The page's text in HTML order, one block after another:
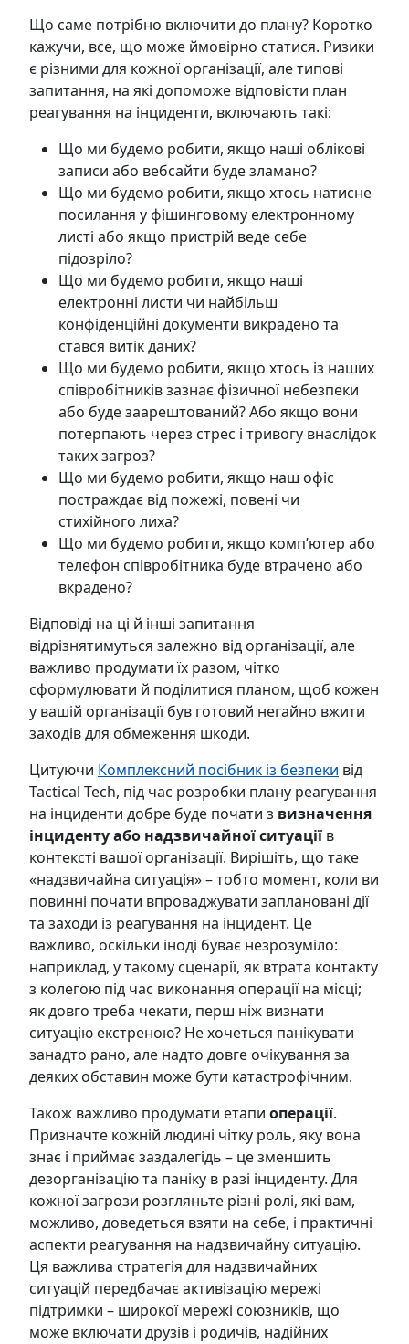
Що саме потрібно включити до плану? Коротко
кажучи, все, що може ймовірно статися. Ризики
є різними для кожної організації, але типові
запитання, на які допоможе відповісти план
реагування на інциденти, включають такі:
Що ми будемо робити, якщо наші облікові
записи або вебсайти буде зламано?
Що ми будемо робити, якщо хтось натисне
посилання у фішинговому електронному
листі або якщо пристрій веде себе
підозріло?
Що ми будемо робити, якщо наші
електронні листи чи найбільш
конфіденційні документи викрадено та
стався витік даних?
Що ми будемо робити, якщо хтось із наших
співробітників зазнає фізичної небезпеки
або буде заарештований? Або якщо вони
потерпають через стрес і тривогу внаслідок
таких загроз?
Що ми будемо робити, якщо наш офіс
постраждає від пожежі, повені чи
стихійного лиха?
Що ми будемо робити, якщо комп’ютер або
телефон співробітника буде втрачено або
вкрадено?
Відповіді на ці й інші запитання
відрізнятимуться залежно від організації, але
важливо продумати їх разом, чітко
сформулювати й поділитися планом, щоб кожен
у вашій організації був готовий негайно вжити
заходів для обмеження шкоди.
Цитуючи Комплексний посібник із безпеки від
Tactical Tech, під час розробки плану реагування
на інциденти добре буде почати з визначення
інциденту або надзвичайної ситуації в
контексті вашої організації. Вирішіть, що таке
«надзвичайна ситуація» – тобто момент, коли ви
повинні почати впроваджувати заплановані дії
та заходи із реагування на інцидент. Це
важливо, оскільки іноді буває незрозуміло:
наприклад, у такому сценарії, як втрата контакту
з колегою під час виконання операції на місці;
як довго треба чекати, перш ніж визнати
ситуацію екстреною? Не хочеться панікувати
занадто рано, але надто довге очікування за
деяких обставин може бути катастрофічним.
Також важливо продумати етапи операції.
Призначте кожній людині чітку роль, яку вона
знає і приймає заздалегідь – це зменшить
дезорганізацію та паніку в разі інциденту. Для
кожної загрози розгляньте різні ролі, які вам,
можливо, доведеться взяти на себе, і практичні
аспекти реагування на надзвичайну ситуацію.
Ця важлива стратегія для надзвичайних
ситуацій передбачає активізацію мережі
підтримки – широкої мережі союзників, що
може включати друзів і родичів, надійних